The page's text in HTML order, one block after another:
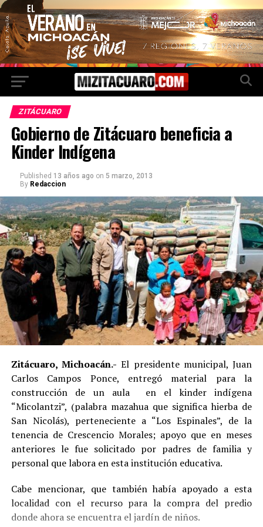
ZITÁCUARO
Gobierno de Zitácuaro beneficia a
Kinder Indígena
Published 13 años ago on 5 marzo, 2013
By Redaccion
Zitácuaro, Michoacán.- El presidente municipal, Juan
Carlos Campos Ponce, entregó material para la
construcción de un aula en el kinder indígena
“Micolantzi”, (palabra mazahua que significa hierba de
San Nicolás), perteneciente a “Los Espinales”, de la
tenencia de Crescencio Morales; apoyo que en meses
anteriores le fue solicitado por padres de familia y
personal que labora en esta institución educativa.
Cabe mencionar, que también había apoyado a esta
localidad con el recurso para la compra del predio
donde ahora se encuentra el jardín de niños.